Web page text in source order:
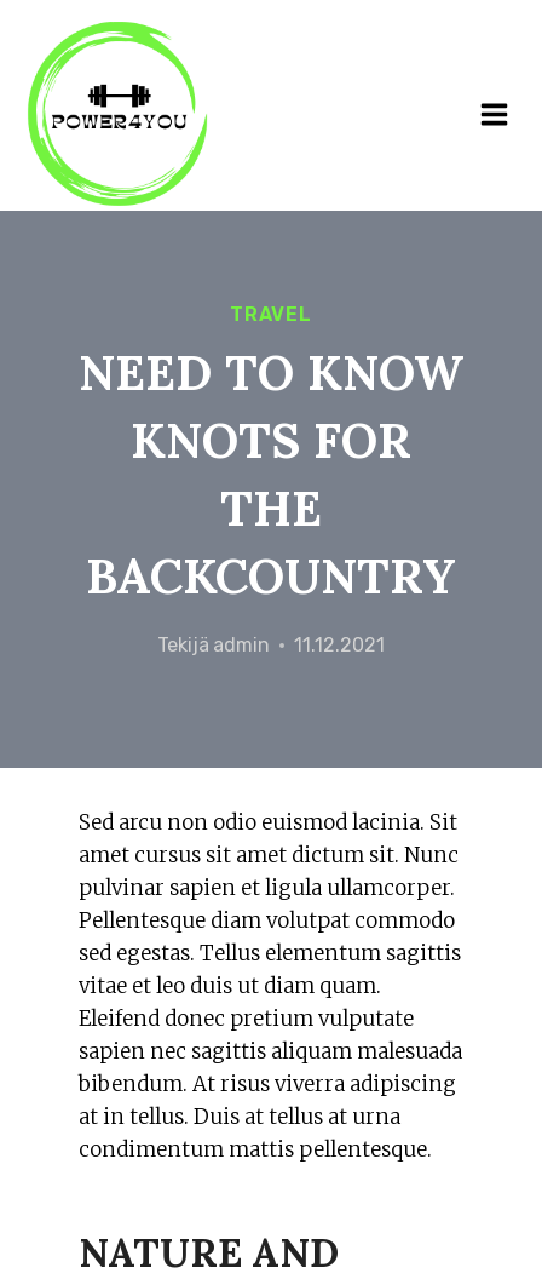
sisältöön
TRAVEL
NEED TO KNOW
KNOTS FOR
THE
BACKCOUNTRY
Tekijä admin 11.12.2021
Sed arcu non odio euismod lacinia. Sit
amet cursus sit amet dictum sit. Nunc
pulvinar sapien et ligula ullamcorper.
Pellentesque diam volutpat commodo
sed egestas. Tellus elementum sagittis
vitae et leo duis ut diam quam.
Eleifend donec pretium vulputate
sapien nec sagittis aliquam malesuada
bibendum. At risus viverra adipiscing
at in tellus. Duis at tellus at urna
condimentum mattis pellentesque.
NATURE AND